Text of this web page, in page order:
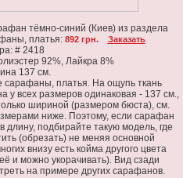
тёмно-синий (Киев) из раздела
платья: 892 грн. Заказать
# 2418
92%, Лайкра 8%
137 см.
сарафаны, платья. На ощупь ткань
у всех размеров одинаковая - 137 см.,
шириной (размером бюста), см.
ниже. Поэтому, если сарафан
длину, подбирайте такую модель, где
(обрезать) не меняя основной
внизу есть койма другого цвета
и можно укорачивать). Вид сзади
на примере других сарафанов.